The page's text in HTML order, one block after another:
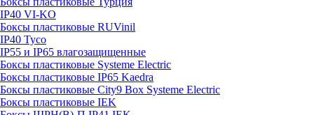
IP40 VI-KO
Боксы пластиковые RUVinil
IP40 Тусо
IP55 и IP65 влагозащищенные
Боксы пластиковые Systeme Electric
Боксы пластиковые IP65 Kaedra
Боксы пластиковые City9 Box Systeme Electric
Боксы пластиковые IEK